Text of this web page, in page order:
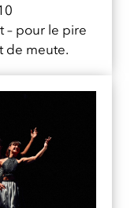
– pour le pire
de meute.